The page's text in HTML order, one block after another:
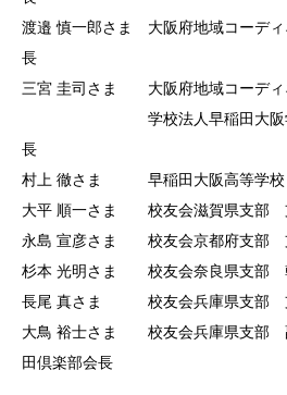
渡邉 慎一郎さま 大阪府地域コーディ
長
三宮 圭司さま 大阪府地域コーデ
学校法人早稲田大阪学園
長
村上 徹さま 早稲田大阪高等学
大平 順一さま 校友会滋賀県支部
永島 宣彦さま 校友会京都府支部
杉本 光明さま 校友会奈良県支部
長尾 真さま 校友会兵庫県支部
大鳥 裕士さま 校友会兵庫県支部
田倶楽部会⾧